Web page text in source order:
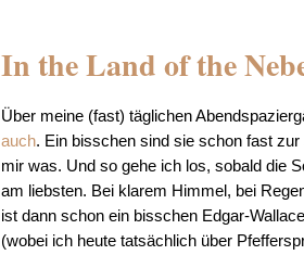
In the Land of the
Über meine (fast) täglichen
auch. Ein bisschen sind sie schon fast zur
mir was. Und so gehe ich los, sobald die
am liebsten. Bei klarem Himmel, bei
ist dann schon ein bisschen Edgar-
(wobei ich heute tatsächlich über